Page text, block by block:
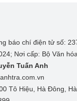
báo chí điện tử số:
Nơi cấp: Bộ Văn
Tuấn Anh
Tô Hiệu, Hà Đông, Hà